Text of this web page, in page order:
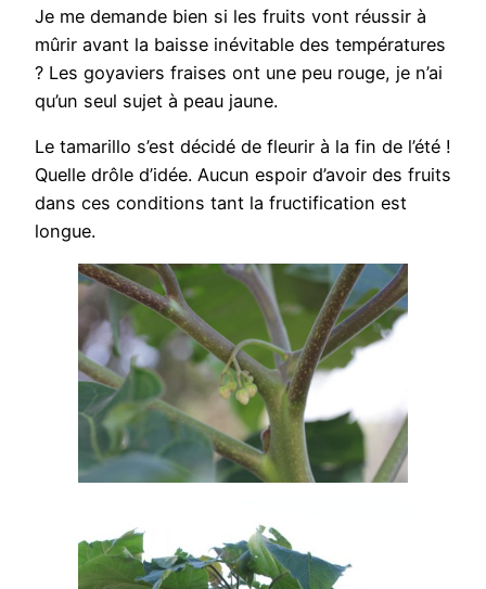
Je me demande bien si les fruits vont réussir à
mûrir avant la baisse inévitable des températures
? Les goyaviers fraises ont une peu rouge, je n’ai
qu’un seul sujet à peau jaune.
Le tamarillo s’est décidé de fleurir à la fin de l’été !
Quelle drôle d’idée. Aucun espoir d’avoir des fruits
dans ces conditions tant la fructification est
longue.